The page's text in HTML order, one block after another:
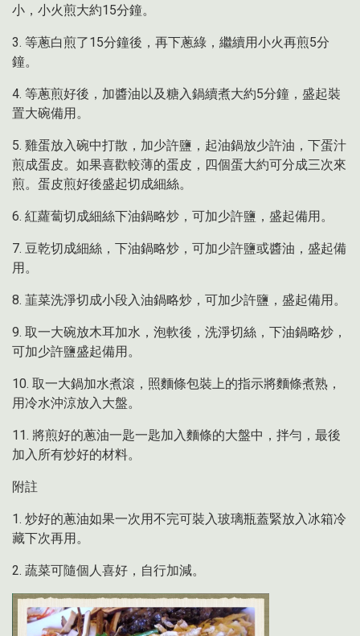
小，小火煎大約15分鐘。
3. 等蔥白煎了15分鐘後，再下蔥綠，繼續用小火再煎5分
鐘。
4. 等蔥煎好後，加醬油以及糖入鍋續煮大約5分鐘，盛起裝
置大碗備用。
5. 雞蛋放入碗中打散，加少許鹽，起油鍋放少許油，下蛋汁
煎成蛋皮。如果喜歡較薄的蛋皮，四個蛋大約可分成三次來
煎。蛋皮煎好後盛起切成細絲。
6. 紅蘿蔔切成細絲下油鍋略炒，可加少許鹽，盛起備用。
7. 豆乾切成細絲，下油鍋略炒，可加少許鹽或醬油，盛起備
用。
8. 韮菜洗淨切成小段入油鍋略炒，可加少許鹽，盛起備用。
9. 取一大碗放木耳加水，泡軟後，洗淨切絲，下油鍋略炒，
可加少許鹽盛起備用。
10. 取一大鍋加水煮滾，照麵條包裝上的指示將麵條煮熟，
用冷水沖涼放入大盤。
11. 將煎好的蔥油一匙一匙加入麵條的大盤中，拌勻，最後
加入所有炒好的材料。
附註
1. 炒好的蔥油如果一次用不完可裝入玻璃瓶蓋緊放入冰箱冷
藏下次再用。
2. 蔬菜可隨個人喜好，自行加減。